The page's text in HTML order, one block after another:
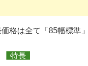
格は全て「85幅標準
特長